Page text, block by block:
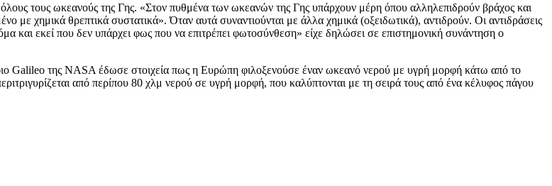
τους ωκεανούς της Γης. «Στον πυθμένα των ωκεανών της Γης υπάρχουν μέρη όπου αλληλεπιδρούν βράχος και
με χημικά θρεπτικά συστατικά». Όταν αυτά συναντιούνται με άλλα χημικά (οξειδωτικά), αντιδρούν. Οι αντιδράσεις
εκεί που δεν υπάρχει φως που να επιτρέπει φωτοσύνθεση» είχε δηλώσει σε επιστημονική συνάντηση ο
Galileo της NASA έδωσε στοιχεία πως η Ευρώπη φιλοξενούσε έναν ωκεανό νερού με υγρή μορφή κάτω από το
από περίπου 80 χλμ νερού σε υγρή μορφή, που καλύπτονται με τη σειρά τους από ένα κέλυφος πάγου